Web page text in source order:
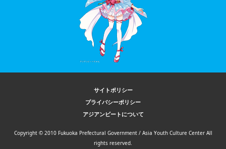
サイトポリシー
プライバシーポリシー
アジアンビートについて
Copyright © 2010 Fukuoka Prefectural Government / Asia Youth Culture Center All
rights reserved.